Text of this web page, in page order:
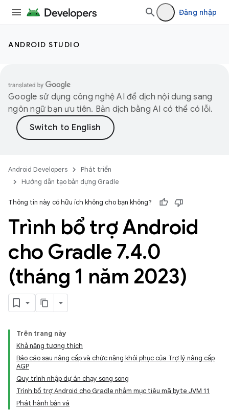
Đăng nhập
ANDROID STUDIO
Google sử dụng công nghệ AI để dịch nội dung sang
ngôn ngữ bạn ưu tiên. Bản dịch bằng AI có thể có lỗi.
Android Developers
Phát triển
Hướng dẫn tạo bản dựng Gradle
Thông tin này có hữu ích không cho bạn không?
Trình bổ trợ Android
cho Gradle 7.4.0
(tháng 1 năm 2023)
Trên trang này
Khả năng tương thích
Báo cáo sau nâng cấp và chức năng khôi phục của Trợ lý nâng cấp
AGP
Quy trình nhập dự án chạy song song
Trình bổ trợ Android cho Gradle nhắm mục tiêu mã byte JVM 11
Phát hành bản vá